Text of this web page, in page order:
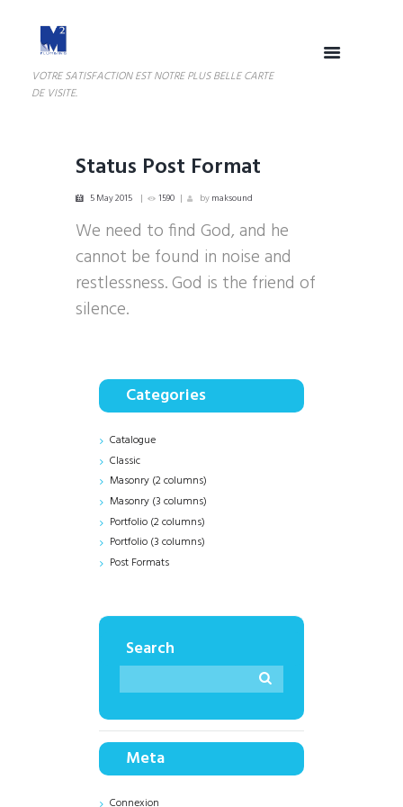
VOTRE SATISFACTION EST NOTRE PLUS BELLE CARTE
DE VISITE.
Status Post Format
5 May 2015 1590 bymaksound
We need to find God, and he
cannot be found in noise and
restlessness. God is the friend of
silence.
Categories
Catalogue
Classic
Masonry (2 columns)
Masonry (3 columns)
Portfolio (2 columns)
Portfolio (3 columns)
Post Formats
Search
Meta